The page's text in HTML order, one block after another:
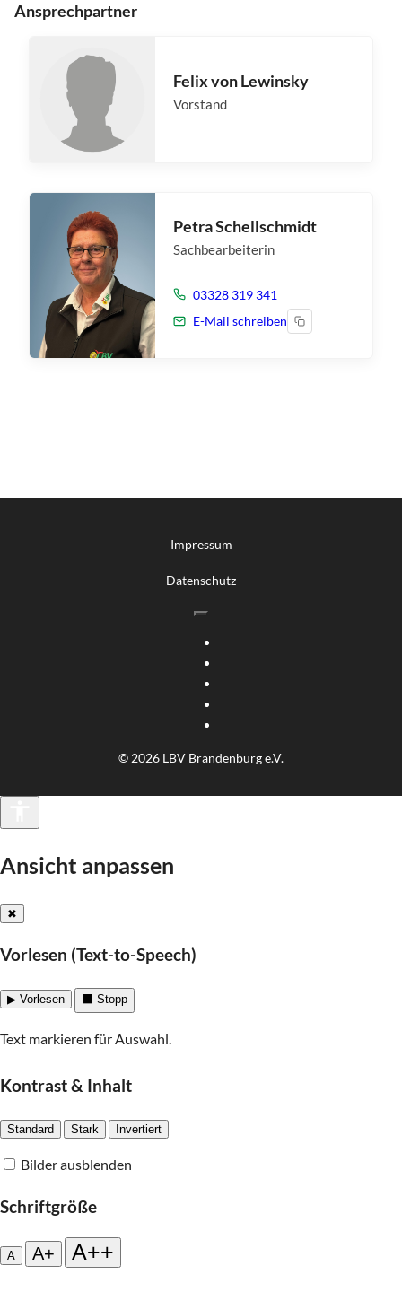
Ansprechpartner
Felix von Lewinsky
Vorstand
Petra Schellschmidt
Sachbearbeiterin
03328 319 341
E-Mail schreiben
© 2026 LBV Brandenburg e.V.
Impressum
Datenschutz
Barrierefreiheit
Ansicht anpassen
✖
Vorlesen (Text-to-Speech)
▶ Vorlesen ⬛ Stopp
Text markieren für Auswahl.
Kontrast & Inhalt
Standard Stark Invertiert
Bilder ausblenden
Schriftgröße
A A+ A++